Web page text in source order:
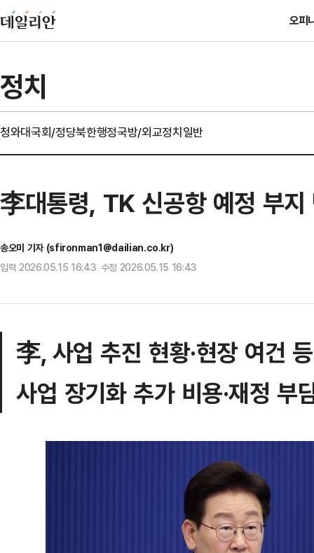
오피
정치
청와대국회/정당북한행정국방/외교정치일반
李대통령, TK 신공항 예정 부
송오미 기자 (sfironman1@dailian.co.kr)
입력 2026.05.15 16:43 수정 2026.05.15 16:43
李, 사업 추진 현황·현장 여건
사업 장기화 추가 비용·재정 부